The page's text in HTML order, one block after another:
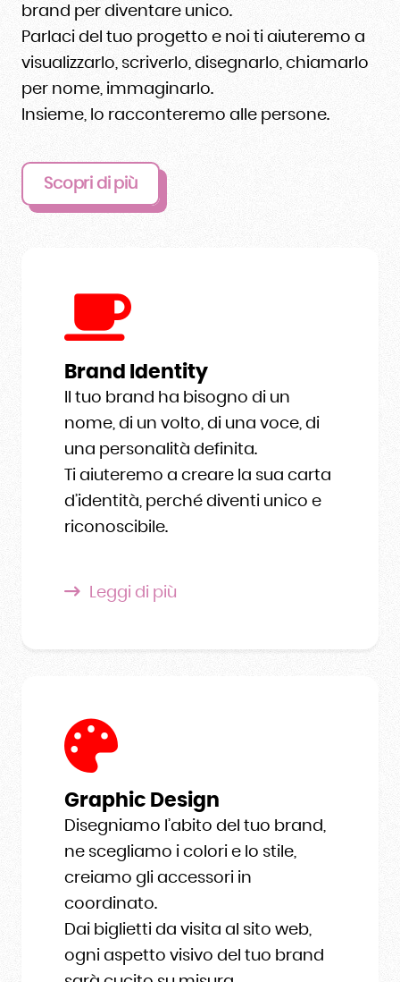
brand per diventare unico.
Parlaci del tuo progetto e noi ti aiuteremo a
visualizzarlo, scriverlo, disegnarlo, chiamarlo
per nome, immaginarlo.
Insieme, lo racconteremo alle persone.
Scopri di più
Brand Identity
Il tuo brand ha bisogno di un
nome, di un volto, di una voce, di
una personalità definita.
Ti aiuteremo a creare la sua carta
d’identità, perché diventi unico e
riconoscibile.
Leggi di più
Graphic Design
Disegniamo l’abito del tuo brand,
ne scegliamo i colori e lo stile,
creiamo gli accessori in
coordinato.
Dai biglietti da visita al sito web,
ogni aspetto visivo del tuo brand